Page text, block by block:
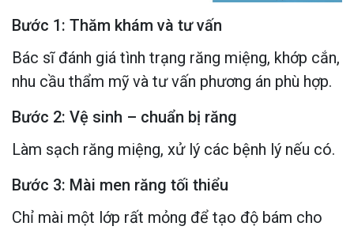
Bước 1: Thăm khám và tư vấn
Bác sĩ đánh giá tình trạng răng miệng, khớp cắn,
nhu cầu thẩm mỹ và tư vấn phương án phù hợp.
Bước 2: Vệ sinh – chuẩn bị răng
Làm sạch răng miệng, xử lý các bệnh lý nếu có.
Bước 3: Mài men răng tối thiểu
Chỉ mài một lớp rất mỏng để tạo độ bám cho